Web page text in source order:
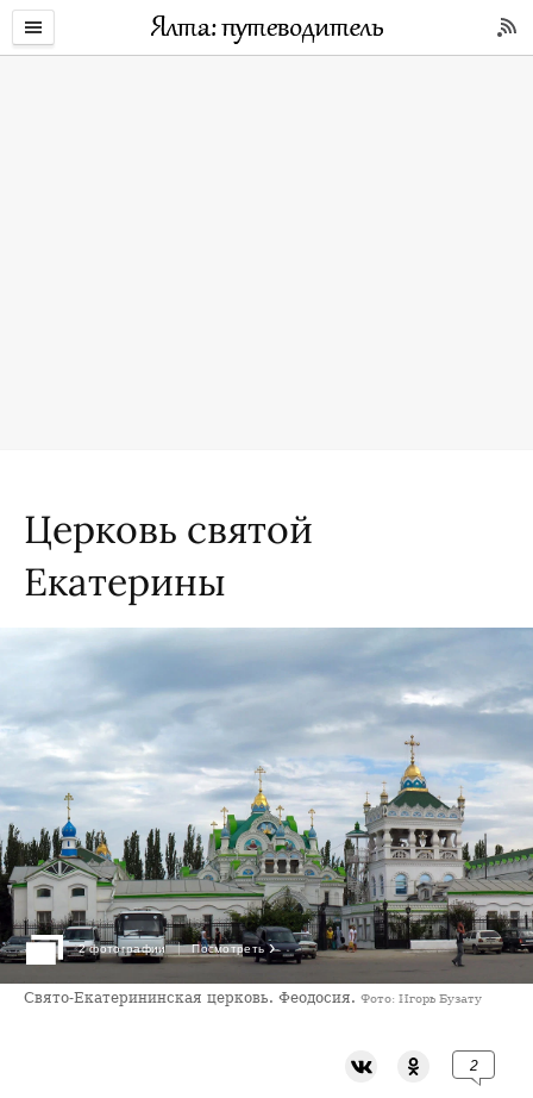
Церковь святой
Екатерины
2 фотографии Посмотреть ›
Свято-Екатерининская церковь. Феодосия. Фото: Игорь Бузату
2